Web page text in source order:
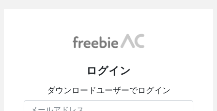
ログイン
ダウンロードユーザーでログイン